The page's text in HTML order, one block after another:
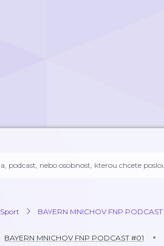
Sport BAYERN MNICHOV FNP PODCAST
BAYERN MNICHOV FNP PODCAST #01